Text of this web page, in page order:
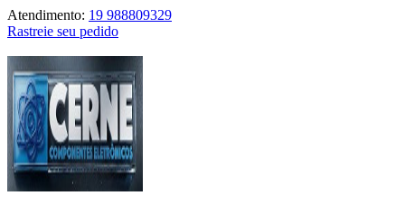
Atendimento: 19 988809329
Rastreie seu pedido